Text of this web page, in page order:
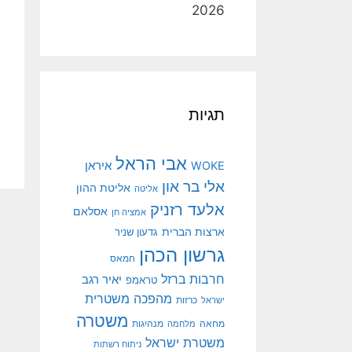
2026
תגיות
WOKE אבי הראל איראן
אלי בר און אליטה אליטת ההון
אלעד רזניק אמציה חן אסלאם
ארצות הברית גדעון שניר
גרשון הכהן חמאס
חרבות ברזל טראמפ יאיר רגב
ישראל כרזות מהפכה משטרית
מחאה מלחמה מנהיגות משטרה
משטרת ישראל ניתוח רשתות